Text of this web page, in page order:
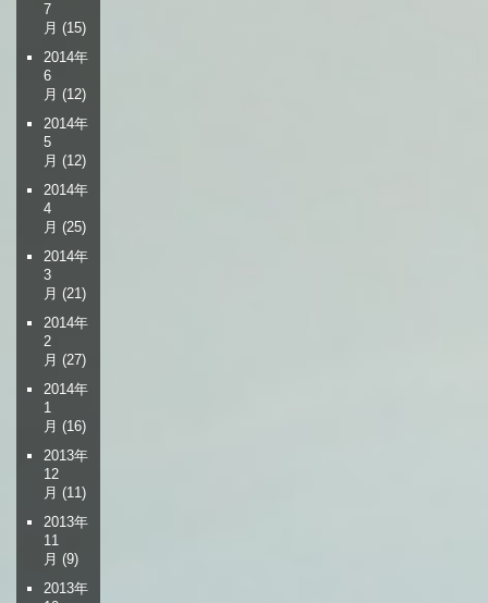
7
月 (15)
2014年
6
月 (12)
2014年
5
月 (12)
2014年
4
月 (25)
2014年
3
月 (21)
2014年
2
月 (27)
2014年
1
月 (16)
2013年
12
月 (11)
2013年
11
月 (9)
2013年